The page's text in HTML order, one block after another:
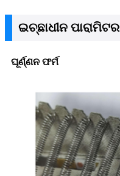
ଇଚ୍ଛାଧୀନ
ଘୂର୍ଣ୍ଣନ ଫର୍ମ